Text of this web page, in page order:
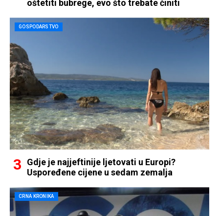
oštetiti bubrege, evo što trebate činiti
GOSPODARSTVO
Gdje je najjeftinije ljetovati u Europi?
Uspoređene cijene u sedam zemalja
CRNA KRONIKA